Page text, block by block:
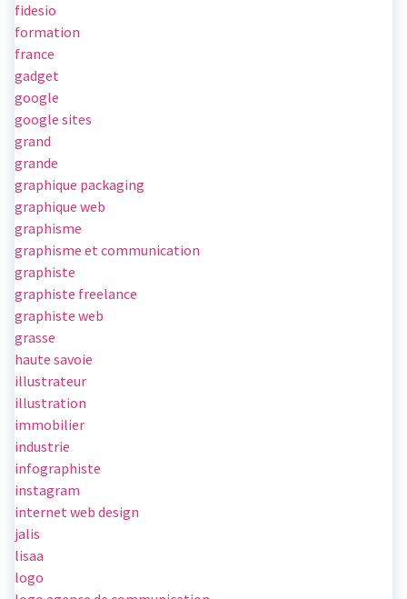
fidesio
formation
france
gadget
google
google sites
grand
grande
graphique packaging
graphique web
graphisme
graphisme et communication
graphiste
graphiste freelance
graphiste web
grasse
haute savoie
illustrateur
illustration
immobilier
industrie
infographiste
instagram
internet web design
jalis
lisaa
logo